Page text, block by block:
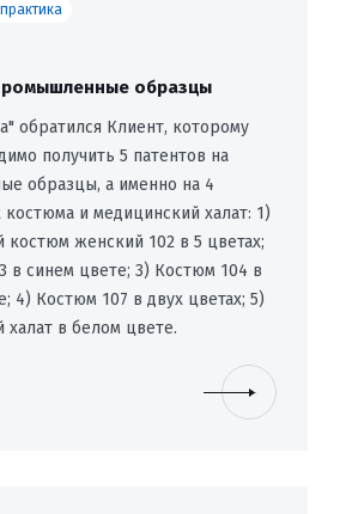
образцы
обратился Клиент, которому
получить 5 патентов на
образцы, а именно на 4
и медицинский халат: 1)
костюм женский 102 в 5 цветах;
в синем цвете; 3) Костюм 104 в
4) Костюм 107 в двух цветах; 5)
халат в белом цвете.